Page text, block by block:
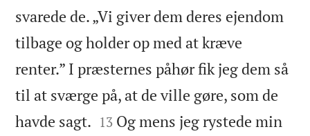
svarede de. „Vi giver dem deres ejendom
tilbage og holder op med at kræve
renter.” I præsternes påhør fik jeg dem så
til at sværge på, at de ville gøre, som de
havde sagt. 

13 Og mens jeg rystede min